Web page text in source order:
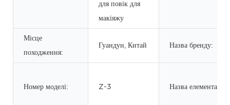
для повік для
макіяжу
Місце
походження:
Гуандун, Китай Назва бренду:
Номер моделі: Z-3 Назва елемента: